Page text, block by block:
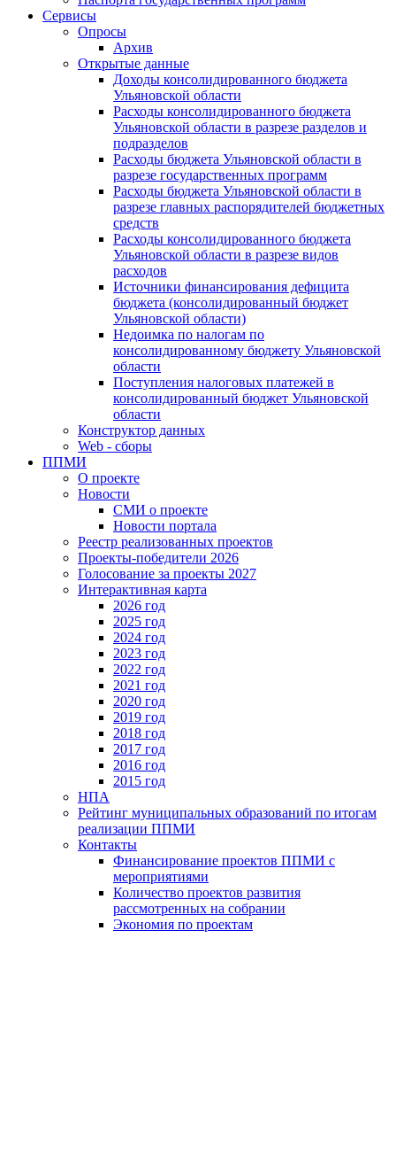
Сервисы
Опросы
Архив
Открытые данные
Доходы консолидированного бюджета
Ульяновской области
Расходы консолидированного бюджета
Ульяновской области в разрезе разделов и
подразделов
Расходы бюджета Ульяновской области в
разрезе государственных программ
Расходы бюджета Ульяновской области в
разрезе главных распорядителей бюджетных
средств
Расходы консолидированного бюджета
Ульяновской области в разрезе видов
расходов
Источники финансирования дефицита
бюджета (консолидированный бюджет
Ульяновской области)
Недоимка по налогам по
консолидированному бюджету Ульяновской
области
Поступления налоговых платежей в
консолидированный бюджет Ульяновской
области
Конструктор данных
Web - сборы
ППМИ
О проекте
Новости
СМИ о проекте
Новости портала
Реестр реализованных проектов
Проекты-победители 2026
Голосование за проекты 2027
Интерактивная карта
2026 год
2025 год
2024 год
2023 год
2022 год
2021 год
2020 год
2019 год
2018 год
2017 год
2016 год
2015 год
НПА
Рейтинг муниципальных образований по итогам
реализации ППМИ
Контакты
Финансирование проектов ППМИ с
мероприятиями
Количество проектов развития
рассмотренных на собрании
Экономия по проектам